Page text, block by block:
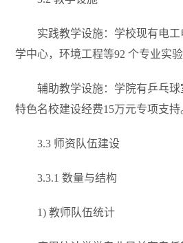
实践教学设施：学校现有电
学中心，环境工程等92 个专业实
辅助教学设施：学院有乒乓
特色名校建设经费15万元专项支
3.3 师资队伍建设
3.3.1 数量与结构
1) 教师队伍统计